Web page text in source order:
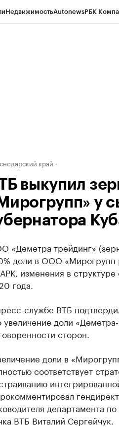
НедвижимостьAutonewsРБК
край
выкупил
у
«Деметра трейдинг»
доли в ООО «Мирогрупп
изменения в
года.
службе ВТБ
увеличение доли
сторон.
доли в
соответствует
департамента
ВТБ Виталий Сергейчук.